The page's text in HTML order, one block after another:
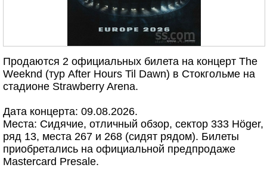
Продаются 2 официальных билета на концерт The
Weeknd (тур After Hours Til Dawn) в Стокгольме на
стадионе Strawberry Arena.
Дата концерта: 09.08.2026.
Места: Сидячие, отличный обзор, сектор 333 Höger,
ряд 13, места 267 и 268 (сидят рядом). Билеты
приобретались на официальной предпродаже
Mastercard Presale.